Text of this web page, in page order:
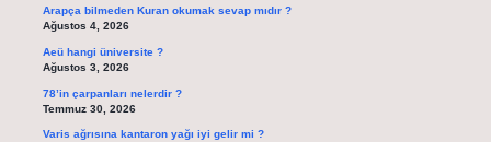
Arapça bilmeden Kuran okumak sevap mıdır ?
Ağustos 4, 2026
Aeü hangi üniversite ?
Ağustos 3, 2026
78’in çarpanları nelerdir ?
Temmuz 30, 2026
Varis ağrısına kantaron yağı iyi gelir mi ?